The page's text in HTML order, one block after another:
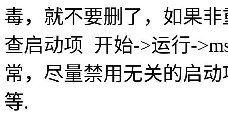
毒，就不要删了，如果
查启动项 开始->运行-
常，尽量禁用无关的启
等.